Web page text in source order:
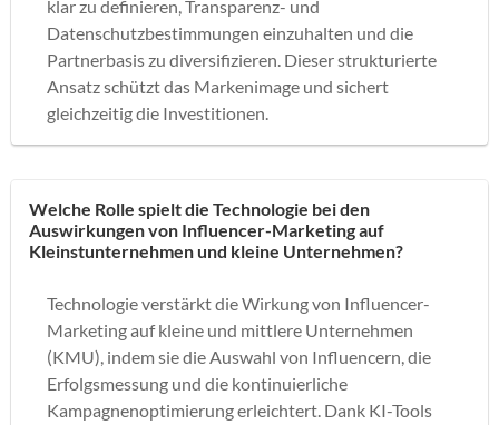
klar zu definieren, Transparenz- und
Datenschutzbestimmungen einzuhalten und die
Partnerbasis zu diversifizieren. Dieser strukturierte
Ansatz schützt das Markenimage und sichert
gleichzeitig die Investitionen.
Welche Rolle spielt die Technologie bei den
Auswirkungen von Influencer-Marketing auf
Kleinstunternehmen und kleine Unternehmen?
Technologie verstärkt die Wirkung von Influencer-
Marketing auf kleine und mittlere Unternehmen
(KMU), indem sie die Auswahl von Influencern, die
Erfolgsmessung und die kontinuierliche
Kampagnenoptimierung erleichtert. Dank KI-Tools